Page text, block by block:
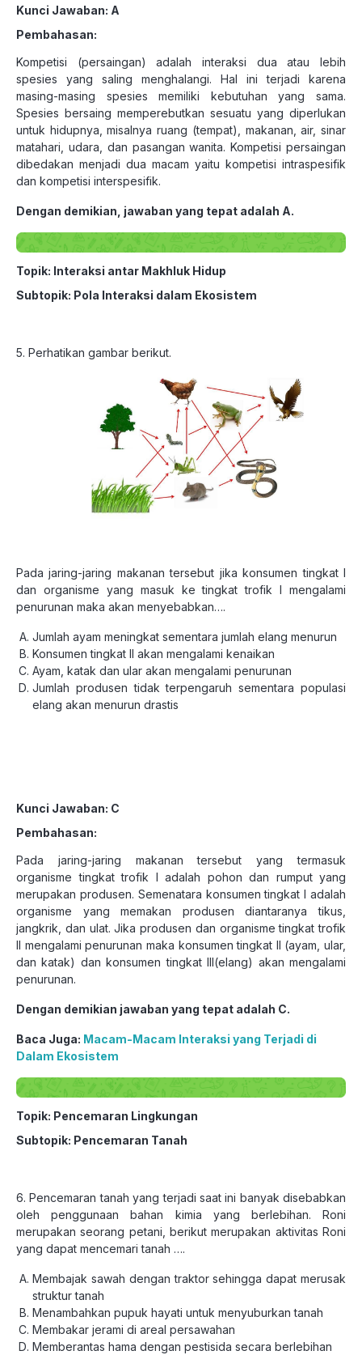
Kunci Jawaban: A
Pembahasan:
Kompetisi (persaingan) adalah interaksi dua atau lebih
spesies yang saling menghalangi. Hal ini terjadi karena
masing-masing spesies memiliki kebutuhan yang sama.
Spesies bersaing memperebutkan sesuatu yang diperlukan
untuk hidupnya, misalnya ruang (tempat), makanan, air, sinar
matahari, udara, dan pasangan wanita. Kompetisi persaingan
dibedakan menjadi dua macam yaitu kompetisi intraspesifik
dan kompetisi interspesifik.
Dengan demikian, jawaban yang tepat adalah A.
Topik: Interaksi antar Makhluk Hidup
Subtopik: Pola Interaksi dalam Ekosistem
5. Perhatikan gambar berikut.
Pada jaring-jaring makanan tersebut jika konsumen tingkat I
dan organisme yang masuk ke tingkat trofik I mengalami
penurunan maka akan menyebabkan….
Jumlah ayam meningkat sementara jumlah elang menurun
Konsumen tingkat II akan mengalami kenaikan
Ayam, katak dan ular akan mengalami penurunan
Jumlah produsen tidak terpengaruh sementara populasi
elang akan menurun drastis
Kunci Jawaban: C
Pembahasan:
Pada jaring-jaring makanan tersebut yang termasuk
organisme tingkat trofik I adalah pohon dan rumput yang
merupakan produsen. Semenatara konsumen tingkat I adalah
organisme yang memakan produsen diantaranya tikus,
jangkrik, dan ulat. Jika produsen dan organisme tingkat trofik
II mengalami penurunan maka konsumen tingkat II (ayam, ular,
dan katak) dan konsumen tingkat III(elang) akan mengalami
penurunan.
Dengan demikian jawaban yang tepat adalah C.
Baca Juga: Macam-Macam Interaksi yang Terjadi di
Dalam Ekosistem
Topik: Pencemaran Lingkungan
Subtopik: Pencemaran Tanah
6. Pencemaran tanah yang terjadi saat ini banyak disebabkan
oleh penggunaan bahan kimia yang berlebihan. Roni
merupakan seorang petani, berikut merupakan aktivitas Roni
yang dapat mencemari tanah ….
Membajak sawah dengan traktor sehingga dapat merusak
struktur tanah
Menambahkan pupuk hayati untuk menyuburkan tanah
Membakar jerami di areal persawahan
Memberantas hama dengan pestisida secara berlebihan